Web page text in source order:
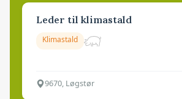
Leder til klimastald
Klimastald
9670, Løgstør